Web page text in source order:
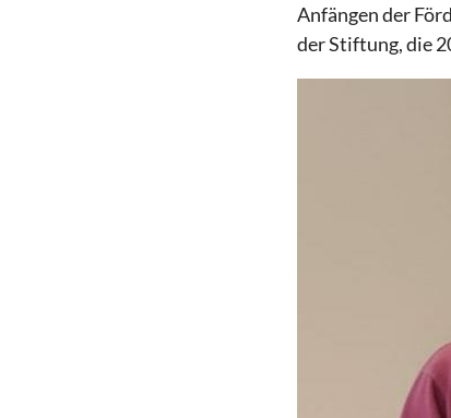
Anfängen der
der Stiftung, die